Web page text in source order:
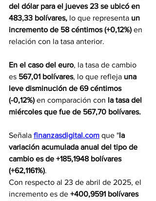
del dólar para el jueves 23 se ubicó en
483,33 bolívares, lo que representa un
incremento de 58 céntimos (+0,12%) en
relación con la tasa anterior.
En el caso del euro, la tasa de cambio
es 567,01 bolívares, lo que refleja una
leve disminución de 69 céntimos
(-0,12%) en comparación con la tasa del
miércoles que fue de 567,70 bolívares.
Señala finanzasdigital.com que "la
variación acumulada anual del tipo de
cambio es de +185,1948 bolívares
(+62,1161%).
Con respecto al 23 de abril de 2025, el
incremento es de +400,9591 bolívares